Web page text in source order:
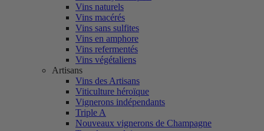
Vins naturels
Vins macérés
Vins sans sulfites
Vins en amphore
Vins refermentés
Vins végétaliens
Artisans
Vins des Artisans
Viticulture héroïque
Vignerons indépendants
Triple A
Nouveaux vignerons de Champagne